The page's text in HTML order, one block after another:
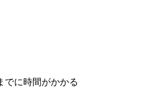
でに時間がかかる